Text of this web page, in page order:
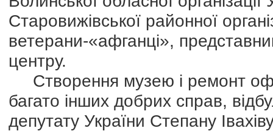
Старовижівської районної
ветерани-«афганці»,
центру.
Створення музею і ремонт
багато інших добрих справ,
депутату України Степану